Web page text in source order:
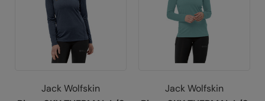
Jack Wolfskin
Jack Wolfskin